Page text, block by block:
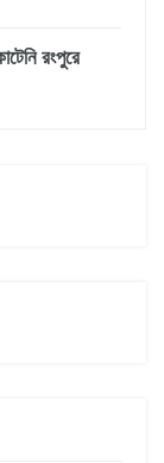
রংপুরে